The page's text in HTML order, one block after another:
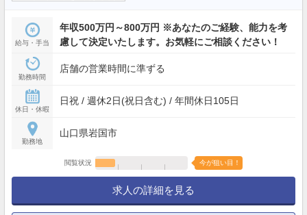
給与・手当
年収500万円～800万円 ※あなたのご経験、能力を考
慮して決定いたします。お気軽にご相談ください！
勤務時間
店舗の営業時間に準ずる
休日・休暇
日祝 / 週休2日(祝日含む) / 年間休日105日
勤務地
山口県岩国市
閲覧状況 今が狙い目！
求人の詳細を見る